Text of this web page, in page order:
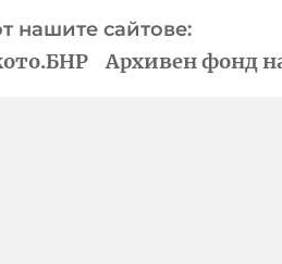
нашите сайтове:
Архивен фонд